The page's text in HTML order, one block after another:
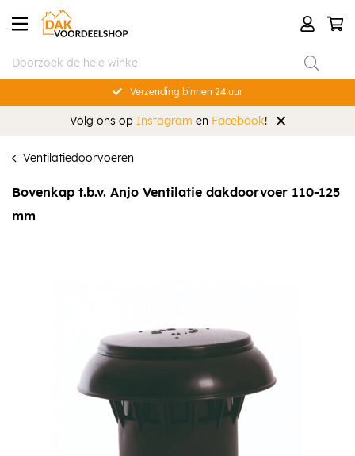
Verzending binnen 24 uur
Volg ons op Instagram en Facebook!
Ventilatiedoorvoeren
Bovenkap t.b.v. Anjo Ventilatie dakdoorvoer 110-125
mm